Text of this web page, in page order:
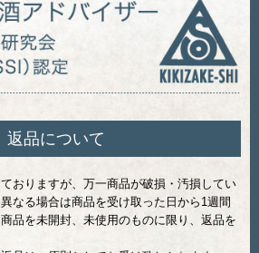
返品について
おりますが、万一商品が破損・汚損してい
なる場合は商品を受け取った日から1週間
品を未開封、未使用のものに限り、返品を